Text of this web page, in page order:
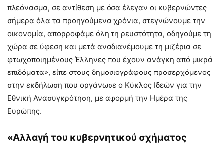
πλεόνασμα, σε αντίθεση με όσα έλεγαν οι κυβερνώντες
σήμερα όλα τα προηγούμενα χρόνια, στεγνώνουμε την
οικονομία, απορροφάμε όλη τη ρευστότητα, οδηγούμε τη
χώρα σε ύφεση και μετά αναδιανέμουμε τη μιζέρια σε
φτωχοποιημένους Έλληνες που έχουν ανάγκη από μικρά
επιδόματα», είπε στους δημοσιογράφους προσερχόμενος
στην εκδήλωση που οργάνωσε ο Κύκλος Ιδεών για την
Εθνική Ανασυγκρότηση, με αφορμή την Ημέρα της
Ευρώπης.
«Αλλαγή του κυβερνητικού σχήματος